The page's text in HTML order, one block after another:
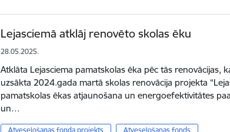
Lejasciemā atklāj renovēto skolas ēku
28.05.2025.
Atklāta Lejasciema pamatskolas ēka pēc tās renovācijas,
uzsākta 2024.gada martā skolas renovācija projekta
pamatskolas ēkas atjaunošana un energoefektivitātes
un…
Atveseļošanas fonda projekts Atveseļošanas fonds